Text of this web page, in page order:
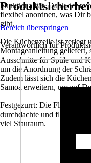
Funktionalität. Dank der
flexibel anordnen, was Dir
gibt.
Die Küchenzeile ist zerlegt
Montageanleitung geliefert,
Ausschnitte für Spüle und
um die Anordnung der
Zudem lässt sich die
Samoa erweitern, um auf
Festgezurrt: Die Flex Well
durchdachte und flexible
viel Stauraum.
Bereich überspringen
Verantwortlich für